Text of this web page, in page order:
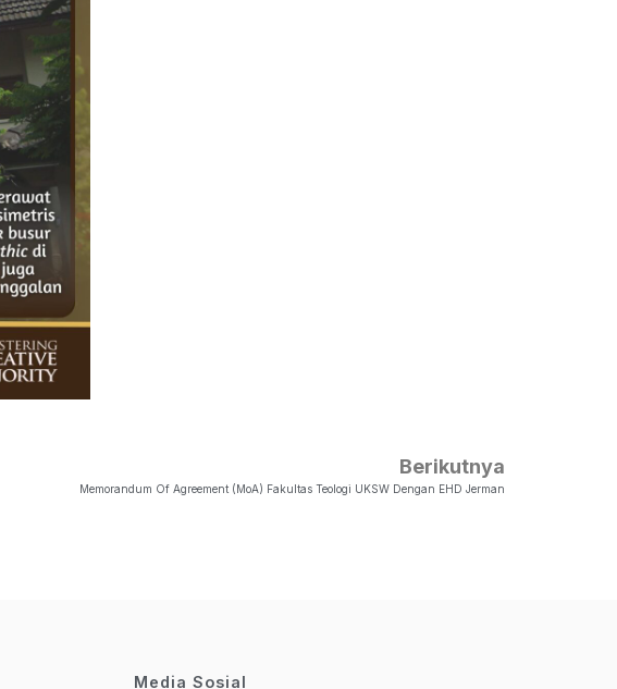
Berikutnya
Memorandum Of Agreement (MoA) Fakultas Teologi UKSW Dengan EHD Jerman
Media Sosial